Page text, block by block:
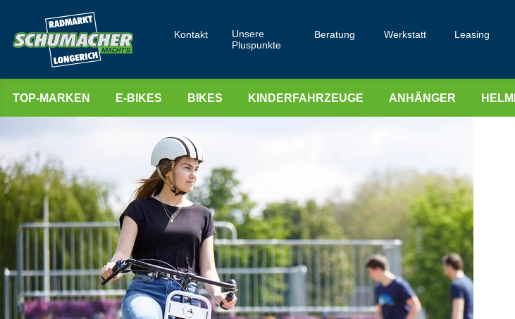
Kontakt
Unsere
Pluspunkte
Beratung Werkstatt Leasing
TOP-MARKEN E-BIKES BIKES KINDERFAHRZEUGE ANHÄNGER